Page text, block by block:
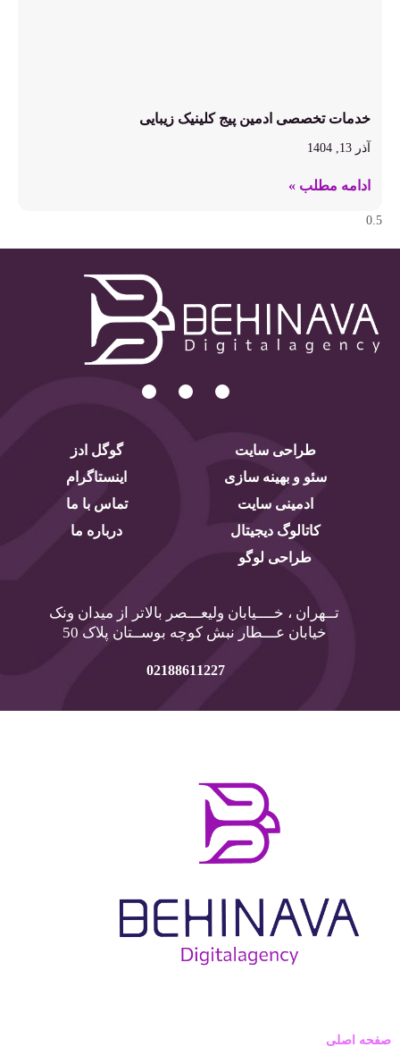
خدمات تخصصی ادمین پیج کلینیک زیبایی
آذر 13, 1404
ادامه مطلب »
طراحی سایت
سئو و بهینه سازی
ادمینی سایت
کاتالوگ دیجیتال
طراحی لوگو
گوگل ادز
اینستاگرام
تماس با ما
درباره ما
تــهران ، خــــیابان ولیعـــصر بالاتر از میدان ونک
خیابان عـــطار نبش کوچه بوســتان پلاک 50
02188611227
صفحه اصلی